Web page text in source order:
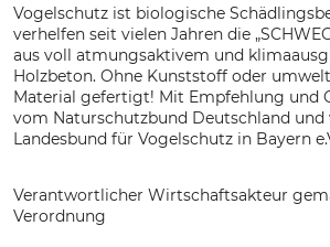
Vogelschutz ist biologische
verhelfen seit vielen Jahren die
aus voll atmungsaktivem und
Holzbeton. Ohne Kunststoff oder
Material gefertigt! Mit Empfehlung und
vom Naturschutzbund Deutschland und
Landesbund für Vogelschutz in Bayern
Verantwortlicher Wirtschaftsakteur
Verordnung